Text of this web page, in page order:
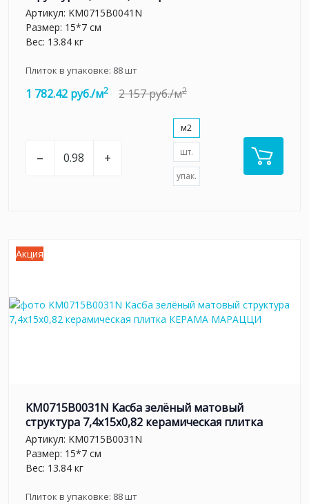
Артикул: KM0715B0041N
Размер: 15*7 см
Вес: 13.84 кг
Плиток в упаковке: 88шт
1 782.42 руб./м2 2 157 руб./м2
– +
м2
шт.
упак.
Акция
KM0715B0031N Касба зелёный матовый
структура 7,4x15x0,82 керамическая плитка
Артикул: KM0715B0031N
Размер: 15*7 см
Вес: 13.84 кг
Плиток в упаковке: 88шт